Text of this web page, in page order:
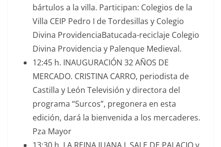
bártulos a la villa. Participan: Colegios de la
Villa CEIP Pedro I de Tordesillas y Colegio
Divina ProvidenciaBatucada-reciclaje Colegio
Divina Providencia y Palenque Medieval.
12:45 h. INAUGURACIÓN 32 AÑOS DE
MERCADO. CRISTINA CARRO, periodista de
Castilla y León Televisión y directora del
programa “Surcos”, pregonera en esta
edición, dará la bienvenida a los mercaderes.
Pza Mayor